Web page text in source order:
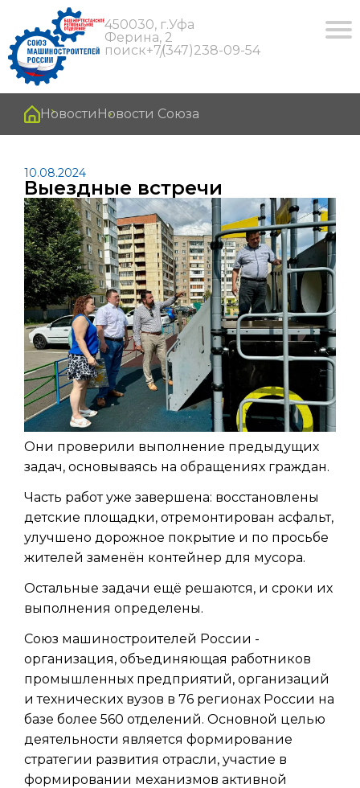
450030, г.Уфа
Ферина, 2
поиск+7(347)238-09-54
Новости Новости Союза
10.08.2024
Выездные встречи
Они проверили выполнение предыдущих
задач, основываясь на обращениях граждан.
Часть работ уже завершена: восстановлены
детские площадки, отремонтирован асфальт,
улучшено дорожное покрытие и по просьбе
жителей заменён контейнер для мусора.
Остальные задачи ещё решаются, и сроки их
выполнения определены.
Союз машиностроителей России -
организация, объединяющая работников
промышленных предприятий, организаций
и технических вузов в 76 регионах России на
базе более 560 отделений. Основной целью
деятельности является формирование
стратегии развития отрасли, участие в
формировании механизмов активной